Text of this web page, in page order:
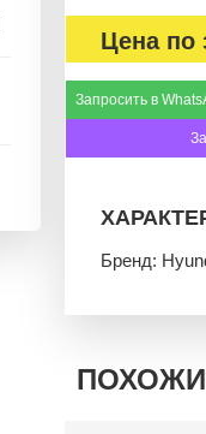
Цена по
Запросить в
Бренд: